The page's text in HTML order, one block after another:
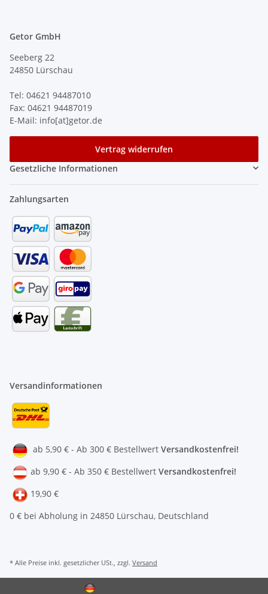
Getor GmbH
Seeberg 22
24850 Lürschau
Tel: 04621 94487010
Fax: 04621 94487019
E-Mail: info[at]getor.de
Vertrag widerrufen
Gesetzliche Informationen
Zahlungsarten
Versandinformationen
ab 5,90 € - Ab 300 € Bestellwert Versandkostenfrei!
ab 9,90 € - Ab 350 € Bestellwert Versandkostenfrei!
19,90 €
0 € bei Abholung in 24850 Lürschau, Deutschland
* Alle Preise inkl. gesetzlicher USt., zzgl. Versand